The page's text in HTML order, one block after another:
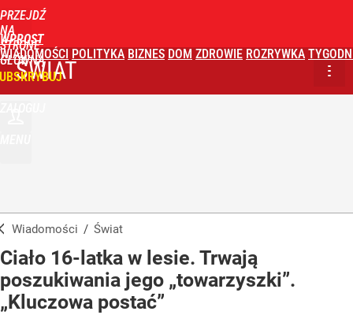
PRZEJDŹ
NA
STRONĘ
GŁÓWNĄ
WPROST
WIADOMOŚCI POLITYKA BIZNES DOM ZDROWIE ROZRYWKA
ŚWIAT
Wiadomości / Świat
Ciało 16-latka w lesie. Trwają
poszukiwania jego „towarzyszki”.
„Kluczowa postać”